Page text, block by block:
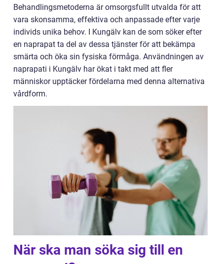
Behandlingsmetoderna är omsorgsfullt utvalda för att
vara skonsamma, effektiva och anpassade efter varje
individs unika behov. I Kungälv kan de som söker efter
en naprapat ta del av dessa tjänster för att bekämpa
smärta och öka sin fysiska förmåga. Användningen av
naprapati i Kungälv har ökat i takt med att fler
människor upptäcker fördelarna med denna alternativa
vårdform.
När ska man söka sig till en